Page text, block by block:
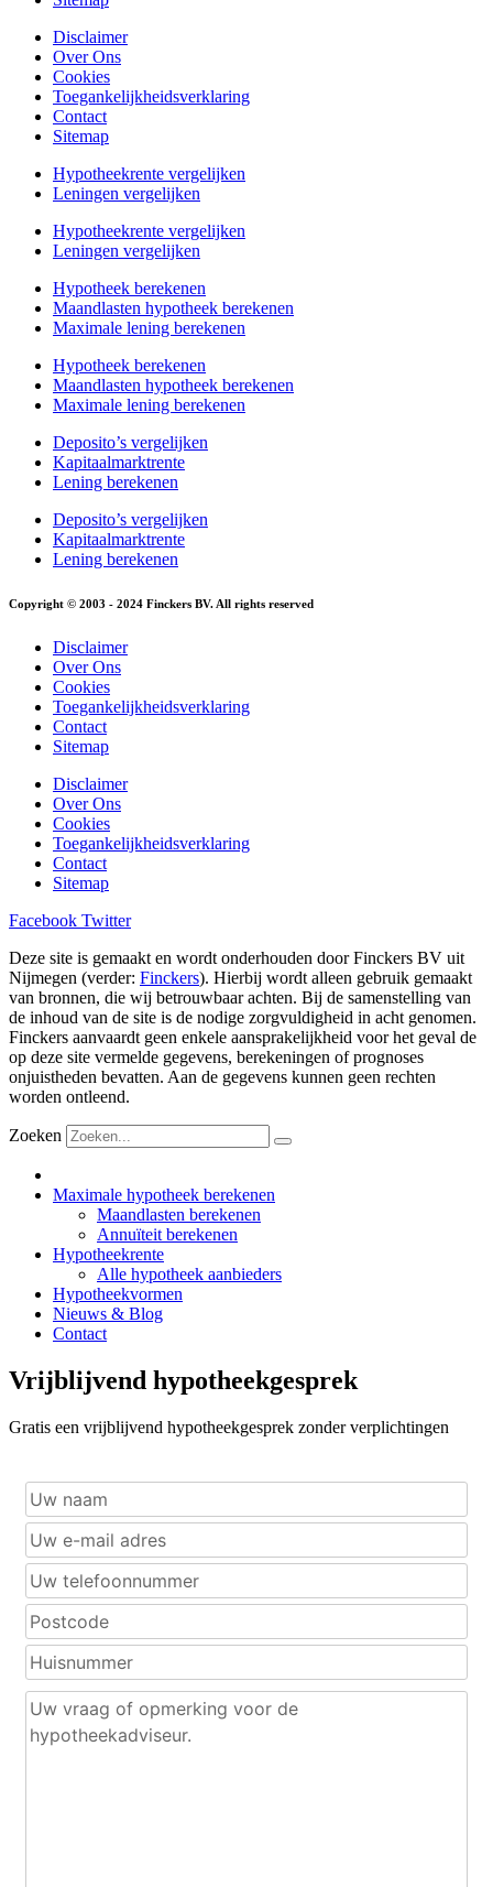
Disclaimer
Over Ons
Cookies
Toegankelijkheidsverklaring
Contact
Sitemap
Hypotheekrente vergelijken
Leningen vergelijken
Hypotheekrente vergelijken
Leningen vergelijken
Hypotheek berekenen
Maandlasten hypotheek berekenen
Maximale lening berekenen
Hypotheek berekenen
Maandlasten hypotheek berekenen
Maximale lening berekenen
Deposito’s vergelijken
Kapitaalmarktrente
Lening berekenen
Deposito’s vergelijken
Kapitaalmarktrente
Lening berekenen
Copyright © 2003 - 2024 Finckers BV. All rights reserved
Disclaimer
Over Ons
Cookies
Toegankelijkheidsverklaring
Contact
Sitemap
Disclaimer
Over Ons
Cookies
Toegankelijkheidsverklaring
Contact
Sitemap
Facebook Twitter
Deze site is gemaakt en wordt onderhouden door Finckers BV uit
Nijmegen (verder: Finckers). Hierbij wordt alleen gebruik gemaakt
van bronnen, die wij betrouwbaar achten. Bij de samenstelling van
de inhoud van de site is de nodige zorgvuldigheid in acht genomen.
Finckers aanvaardt geen enkele aansprakelijkheid voor het geval de
op deze site vermelde gegevens, berekeningen of prognoses
onjuistheden bevatten. Aan de gegevens kunnen geen rechten
worden ontleend.
Zoeken
Maximale hypotheek berekenen
Maandlasten berekenen
Annuïteit berekenen
Hypotheekrente
Alle hypotheek aanbieders
Hypotheekvormen
Nieuws & Blog
Contact
Vrijblijvend hypotheekgesprek
Gratis een vrijblijvend hypotheekgesprek zonder verplichtingen